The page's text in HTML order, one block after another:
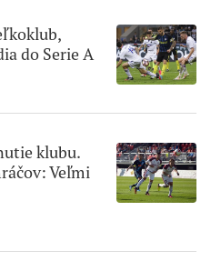
do Serie A
klubu.
Veľmi